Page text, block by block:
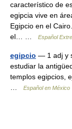
característico de
egipcia vive en
Egipcio en el
el… …
Español
egipcio — 1 adj y
estudiar la
templos egipcios,
Español en México